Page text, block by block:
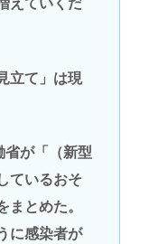
えていくだ
立て」は現
が「（新型
ているおそ
まとめた。
に感染者が